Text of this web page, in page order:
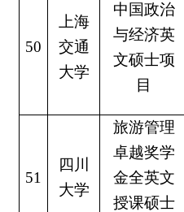
50
上海
交通
大学
中国政治
与经济英
文硕士项
目
51
四川
大学
旅游管理
卓越奖学
金全英文
授课硕士